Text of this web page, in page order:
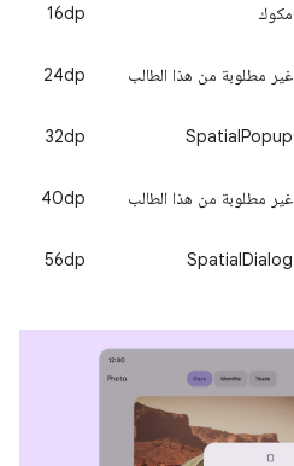
مكوك ‫16dp
غير مطلوبة من هذا الطالب 24dp
SpatialPopup
32dp
غير مطلوبة من هذا الطالب 40dp
SpatialDialog
56dp